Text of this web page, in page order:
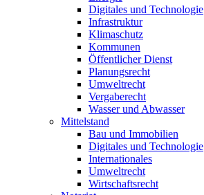
Digitales und Technologie
Infrastruktur
Klimaschutz
Kommunen
Öffentlicher Dienst
Planungsrecht
Umweltrecht
Vergaberecht
Wasser und Abwasser
Mittelstand
Bau und Immobilien
Digitales und Technologie
Internationales
Umweltrecht
Wirtschaftsrecht